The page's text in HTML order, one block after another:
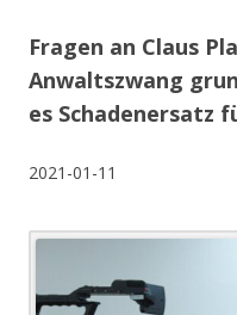
Fragen an Claus
Anwaltszwang
es Schadenersatz
2021-01-11